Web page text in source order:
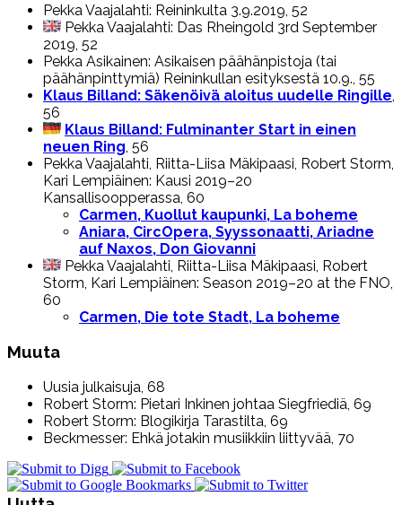
Pekka Vaajalahti: Reininkulta 3.9.2019, 52
Pekka Vaajalahti: Das Rheingold 3rd September
2019, 52
Pekka Asikainen: Asikaisen päähänpistoja (tai
päähänpinttymiä) Reininkullan esityksestä 10.9., 55
Klaus Billand: Säkenöivä aloitus uudelle Ringille
56
Klaus Billand: Fulminanter Start in einen
neuen Ring , 56
Pekka Vaajalahti, Riitta-Liisa Mäkipaasi, Robert Storm,
Kari Lempiäinen: Kausi 2019–20
Kansallisoopperassa, 60
Carmen, Kuollut kaupunki, La boheme
Aniara, CircOpera, Syyssonaatti, Ariadne
auf Naxos, Don Giovanni
Pekka Vaajalahti, Riitta-Liisa Mäkipaasi, Robert
Storm, Kari Lempiäinen: Season 2019–20 at the FNO,
60
Carmen, Die tote Stadt, La boheme
Muuta
Uusia julkaisuja, 68
Robert Storm: Pietari Inkinen johtaa Siegfriediä, 69
Robert Storm: Blogikirja Tarastilta, 69
Beckmesser: Ehkä jotakin musiikkiin liittyvää, 70